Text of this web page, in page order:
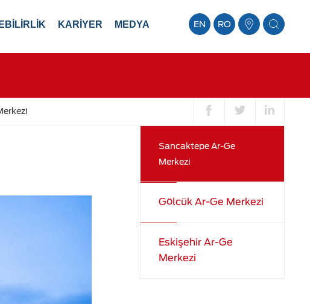
RO
EN
KARİYER MEDYA
Sancaktepe Ar-Ge
Merkezi
Gölcük Ar-Ge Merkezi
Eskişehir Ar-Ge
Merkezi